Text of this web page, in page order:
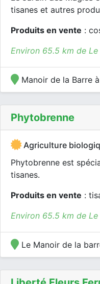
tisanes et autres
Produits en vente :
Environ 65.5 km de
Manoir de la Barre
Phytobrenne
Agriculture
Phytobrenne est
tisanes.
Produits en vente :
Environ 65.5 km de
Le Manoir de la